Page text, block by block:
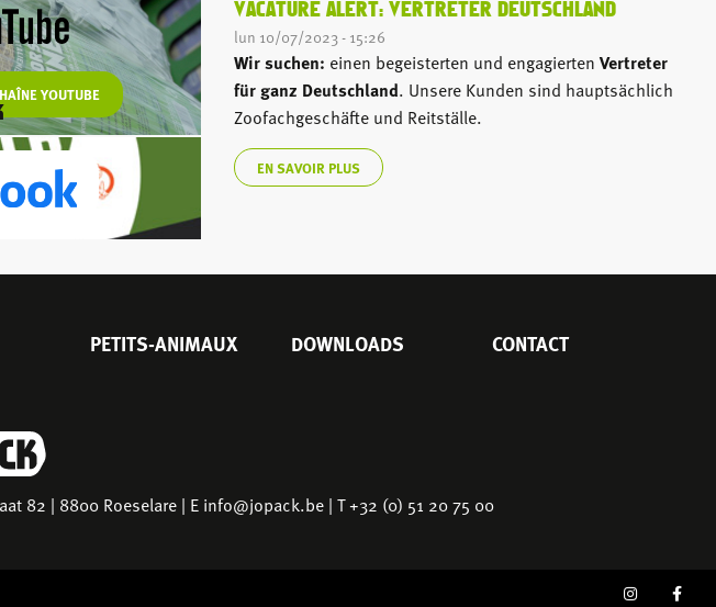
YOUTUBE
VACATURE ALERT: VERTRETER DEUTSCHLAND
lun 10/07/2023 - 15:26
Wir suchen: einen begeisterten und engagiertenVertreter
für ganz Deutschland. Unsere Kunden sind hauptsächlich
Zoofachgeschäfte und Reitställe.
EN SAVOIR PLUS
PETITS-ANIMAUX DOWNLOADS CONTACT
82 | 8800 Roeselare | E info@jopack.be| T +32 (0) 51 20 75 00
SOCIAL